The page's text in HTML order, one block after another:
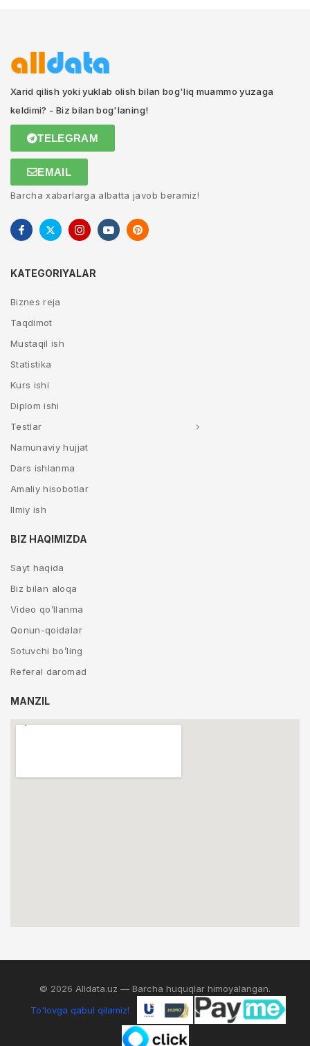
Xarid qilish yoki yuklab olish bilan bog'liq muammo yuzaga
keldimi? - Biz bilan bog'laning!
TELEGRAM
EMAIL
Barcha xabarlarga albatta javob beramiz!
KATEGORIYALAR
Biznes reja
Taqdimot
Mustaqil ish
Statistika
Kurs ishi
Diplom ishi
Testlar
Namunaviy hujjat
Dars ishlanma
Amaliy hisobotlar
Ilmiy ish
BIZ HAQIMIZDA
Sayt haqida
Biz bilan aloqa
Video qo’llanma
Qonun-qoidalar
Sotuvchi bo’ling
Referal daromad
MANZIL
© 2026 Alldata.uz — Barcha huquqlar himoyalangan.
To'lovga qabul qilamiz!